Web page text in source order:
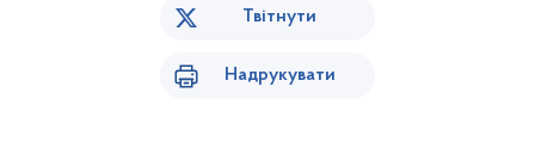
Твітнути
Надрукувати